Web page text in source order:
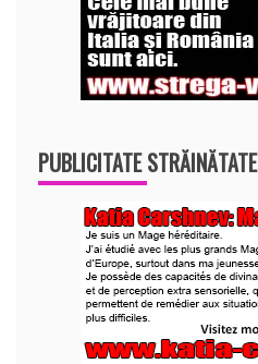
PUBLICITATE STRĂINĂTATE